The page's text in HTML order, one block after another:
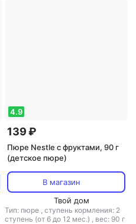
4.9
139 ₽
Пюре Nestle с фруктами, 90 г
(детское пюре)
В магазин
Твой дом
Тип: пюре , ступень кормления: 2
ступень (от 6 до 12 мес.) , вес: 90 г